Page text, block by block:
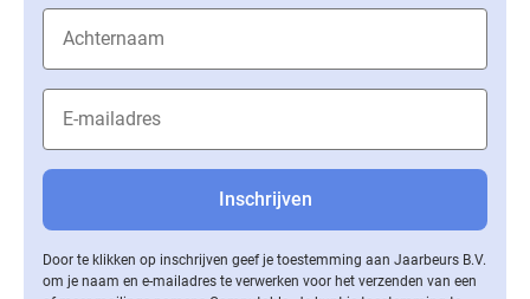
Door te klikken op inschrijven geef je toestemming aan Jaarbeurs B.V.
om je naam en e-mailadres te verwerken voor het verzenden van een